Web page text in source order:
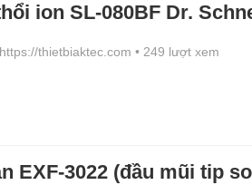
ion SL-080BF Dr.
https://thietbiaktec.com • 249 lượt xem
EXF-3022 (đầu mũi tip